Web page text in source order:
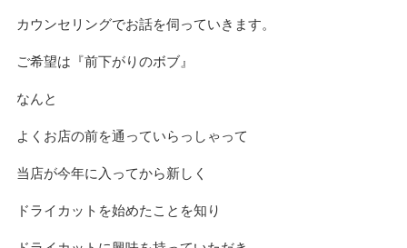
カウンセリングでお話を伺っていきます。
ご希望は『前下がりのボブ』
なんと
よくお店の前を通っていらっしゃって
当店が今年に入ってから新しく
ドライカットを始めたことを知り